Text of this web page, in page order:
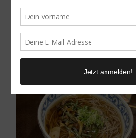
Düsseldorf | Foto: Mr.